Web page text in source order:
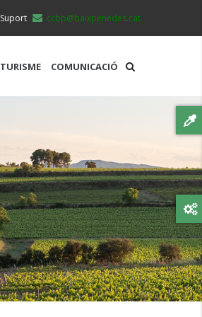
ccbp@baixpenedes.cat
Suport
TURISME COMUNICACIÓ